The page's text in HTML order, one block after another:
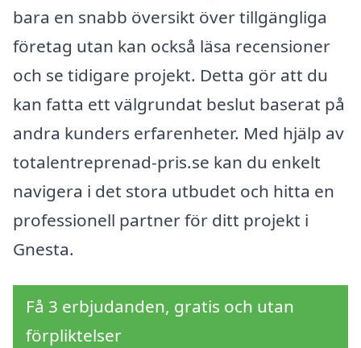
bara en snabb översikt över tillgängliga
företag utan kan också läsa recensioner
och se tidigare projekt. Detta gör att du
kan fatta ett välgrundat beslut baserat på
andra kunders erfarenheter. Med hjälp av
totalentreprenad-pris.se kan du enkelt
navigera i det stora utbudet och hitta en
professionell partner för ditt projekt i
Gnesta.
Få 3 erbjudanden, gratis och utan
förpliktelser